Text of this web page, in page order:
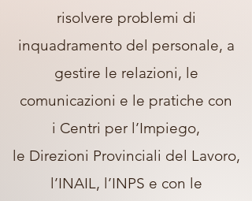
risolvere problemi di
inquadramento del personale, a
gestire le relazioni, le
comunicazioni e le pratiche con
i Centri per l’Impiego,
le Direzioni Provinciali del Lavoro,
l’INAIL, l’INPS e con le